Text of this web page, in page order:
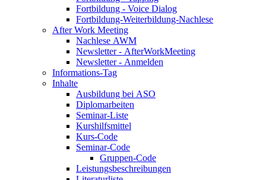
Fortbildung - Voice Dialog
Fortbildung-Weiterbildung-Nachlese
After Work Meeting
Nachlese AWM
Newsletter - AfterWorkMeeting
Newsletter - Anmelden
Informations-Tag
Inhalte
Ausbildung bei ASO
Diplomarbeiten
Seminar-Liste
Kurshilfsmittel
Kurs-Code
Seminar-Code
Gruppen-Code
Leistungsbeschreibungen